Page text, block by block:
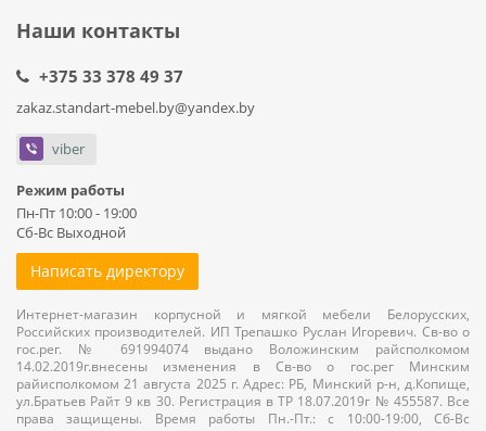
Наши контакты
+375 33 378 49 37
zakaz.standart-mebel.by@yandex.by
viber
Режим работы
Пн-Пт 10:00 - 19:00
Сб-Вс Выходной
Написать директору
Интернет-магазин корпусной и мягкой мебели Белорусских,
Российских производителей. ИП Трепашко Руслан Игоревич. Св-во о
гос.рег. № 691994074 выдано Воложинским райсполкомом
14.02.2019г.внесены изменения в Св-во о гос.рег Минским
райисполкомом 21 августа 2025 г. Адрес: РБ, Минский р-н, д.Копище,
ул.Братьев Райт 9 кв 30. Регистрация в ТР 18.07.2019г № 455587. Все
права защищены. Время работы Пн.-Пт.: с 10:00-19:00, Сб-Вс